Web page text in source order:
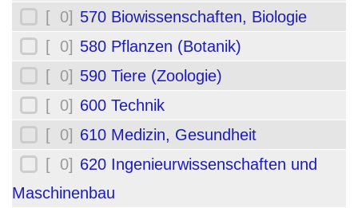
[ 0] 570 Biowissenschaften, Biologie
[ 0] 580 Pflanzen (Botanik)
[ 0] 590 Tiere (Zoologie)
[ 0] 600 Technik
[ 0] 610 Medizin, Gesundheit
[ 0] 620 Ingenieurwissenschaften und
Maschinenbau